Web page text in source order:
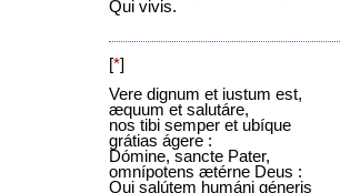
Qui vivis.
[*]
Vere dignum et iustum est,
æquum et salutáre,
nos tibi semper et ubíque
grátias ágere :
Dómine, sancte Pater,
omnípotens ætérne Deus :
Qui salútem humáni géneris